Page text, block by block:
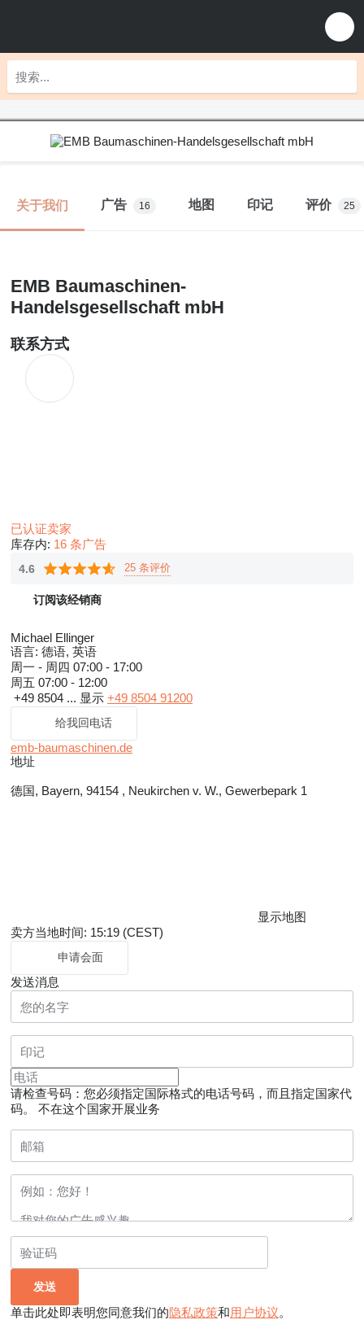
关于我们 广告 16 地图 印记 评价 25
EMB Baumaschinen-
Handelsgesellschaft mbH
联系方式
已认证卖家
库存内: 16 条广告
4.6 25 条评价
订阅该经销商
Michael Ellinger
语言: 德语, 英语
周一 - 周四 07:00 - 17:00
周五 07:00 - 12:00
+49 8504 ... 显示 +49 8504 91200
给我回电话
emb-baumaschinen.de
地址
德国, Bayern, 94154 , Neukirchen v. W., Gewerbepark 1
显示地图
卖方当地时间: 15:19 (CEST)
申请会面
发送消息
请检查号码：您必须指定国际格式的电话号码，而且指定国家代
码。
不在这个国家开展业务
单击此处即表明您同意我们的隐私政策和用户协议。